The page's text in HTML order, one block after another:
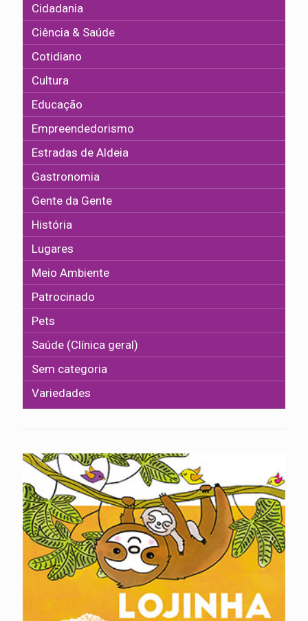
Cidadania
Ciência & Saúde
Cotidiano
Cultura
Educação
Empreendedorismo
Estradas de Aldeia
Gastronomia
Gente da Gente
História
Lugares
Meio Ambiente
Patrocinado
Pets
Saúde (Clínica geral)
Sem categoria
Variedades